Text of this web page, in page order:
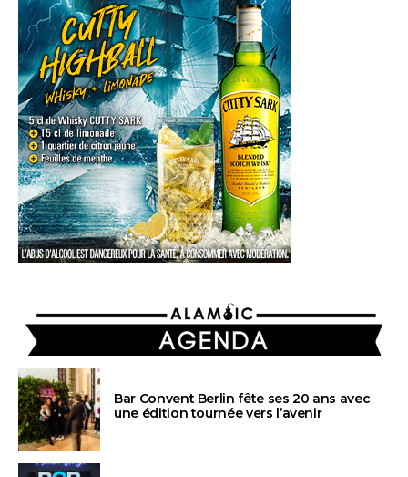
AGENDA
Bar Convent Berlin fête ses 20 ans avec
une édition tournée vers l’avenir